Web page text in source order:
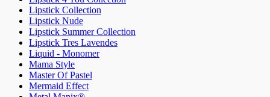
Lipstick Collection
Lipstick Nude
Lipstick Summer Collection
Lipstick Tres Lavendes
Liquid - Monomer
Mama Style
Master Of Pastel
Mermaid Effect